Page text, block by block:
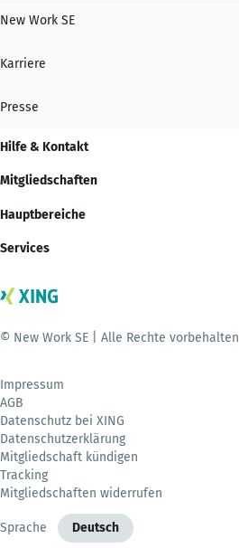
New Work SE
Karriere
Presse
Hilfe & Kontakt
Mitgliedschaften
Hauptbereiche
Services
© New Work SE | Alle Rechte vorbehalten
Impressum
AGB
Datenschutz bei XING
Datenschutzerklärung
Mitgliedschaft kündigen
Tracking
Mitgliedschaften widerrufen
Sprache Deutsch